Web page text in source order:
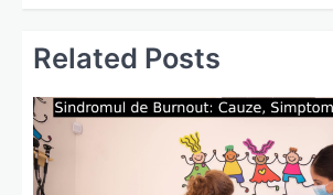
Related Posts